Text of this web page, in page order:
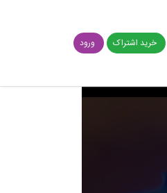
خرید اشتراک
ورود